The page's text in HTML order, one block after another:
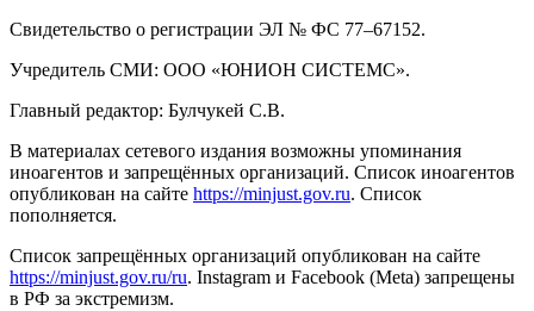
Свидетельство о регистрации ЭЛ № ФС 77–67152.
Учредитель СМИ: ООО «ЮНИОН СИСТЕМС».
Главный редактор: Булчукей С.В.
В материалах сетевого издания возможны упоминания
иноагентов и запрещённых организаций. Список иноагентов
опубликован на сайте https://minjust.gov.ru. Список
пополняется.
Список запрещённых организаций опубликован на сайте
https://minjust.gov.ru/ru. Instagram и Facebook (Metа) запрещены
в РФ за экстремизм.